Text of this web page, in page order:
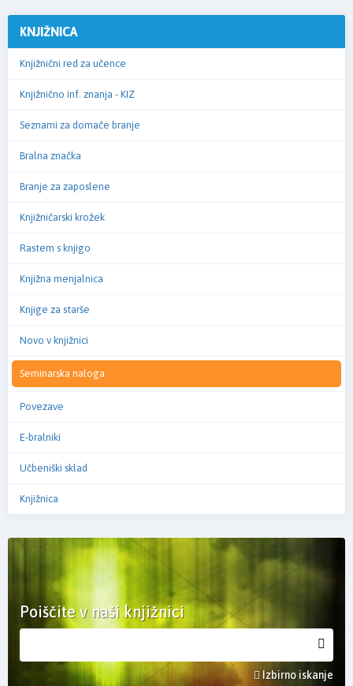
KNJIŽNICA
Knjižnični red za učence
Knjižnično inf. znanja - KIZ
Seznami za domače branje
Bralna značka
Branje za zaposlene
Knjižničarski krožek
Rastem s knjigo
Knjižna menjalnica
Knjige za starše
Novo v knjižnici
Seminarska naloga
Povezave
E-bralniki
Učbeniški sklad
Knjižnica
Poiščite v naši knjižnici
Izbirno iskanje